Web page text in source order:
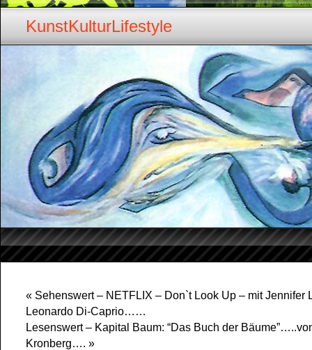
KunstKulturLifestyle
« Sehenswert – NETFLIX – Don`t Look Up – mit Jennifer
Leonardo Di-Caprio……
Lesenswert – Kapital Baum: “Das Buch der
Kronberg…. »